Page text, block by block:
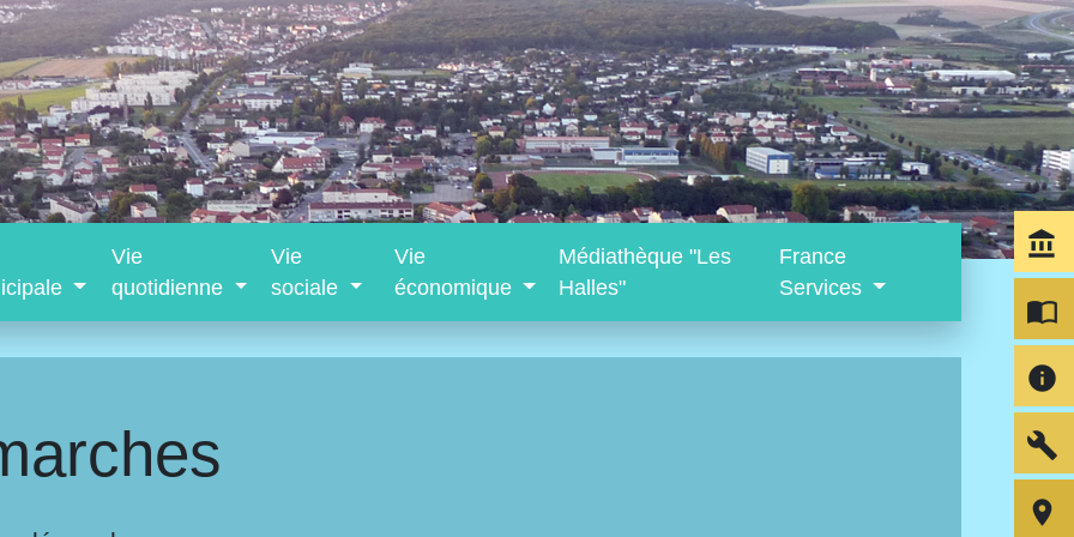
Vie
quotidienne
Vie
sociale
Vie
économique
Médiathèque "Les
Halles"
France
Services
account_balance
import_contacts
info
build
room